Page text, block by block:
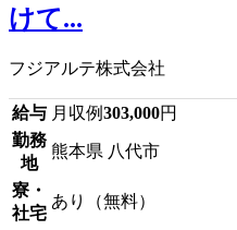
けて...
フジアルテ株式会社
給与 月収例303,000円
勤務
地
熊本県 八代市
寮・
社宅
あり（無料）